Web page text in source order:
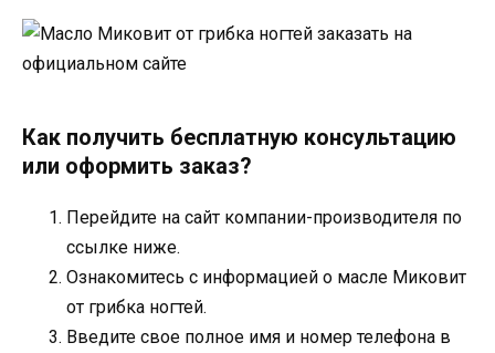
Как получить бесплатную консультацию
или оформить заказ?
Перейдите на сайт компании-производителя по
ссылке ниже.
Ознакомитесь с информацией о масле Миковит
от грибка ногтей.
Введите свое полное имя и номер телефона в